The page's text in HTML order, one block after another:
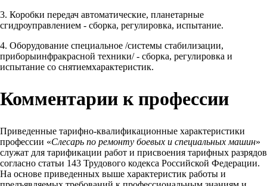
3. Коробки передач автоматические, планетарные
сгидроуправлением - сборка, регулировка, испытание.
4. Оборудование специальное /системы стабилизации,
приборыинфракрасной техники/ - сборка, регулировка и
испытание со снятиемхарактеристик.
Комментарии к профессии
Приведенные тарифно-квалификационные характеристики
профессии «Слесарь по ремонту боевых и специальных машин»
служат для тарификации работ и присвоения тарифных разрядов
согласно статьи 143 Трудового кодекса Российской Федерации.
На основе приведенных выше характеристик работы и